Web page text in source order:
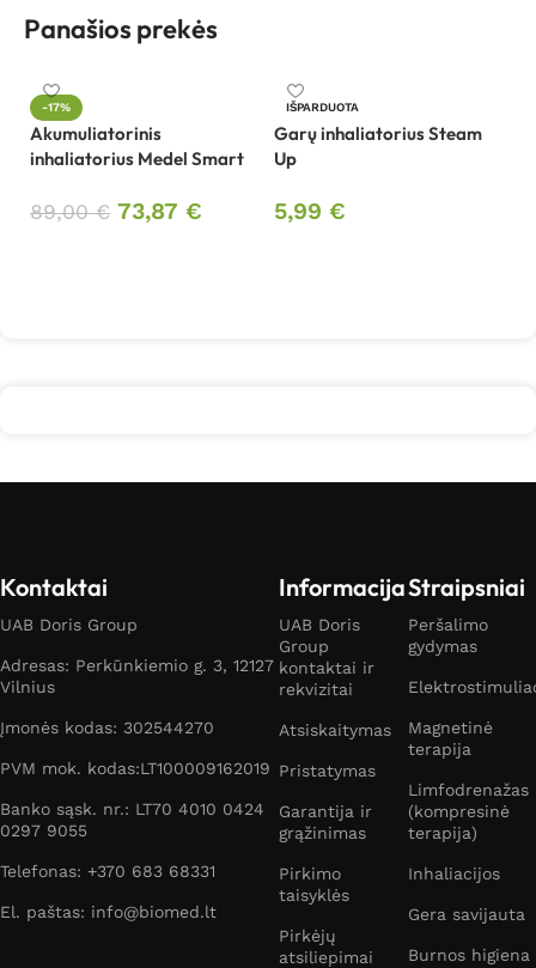
Panašios prekės
-17%
Akumuliatorinis
inhaliatorius Medel Smart
89,00€ 73,87 €
IŠPARDUOTA
Garų inhaliatorius Steam
Up
5,99 €
Kontaktai
UAB Doris Group
Adresas: Perkūnkiemio g. 3, 12127
Vilnius
Įmonės kodas: 302544270
PVM mok. kodas:LT100009162019
Banko sąsk. nr.: LT70 4010 0424
0297 9055
Telefonas: +370 683 68331
El. paštas: info@biomed.lt
Informacija
UAB Doris
Group
kontaktai ir
rekvizitai
Atsiskaitymas
Pristatymas
Garantija ir
grąžinimas
Pirkimo
taisyklės
Pirkėjų
atsiliepimai
Straipsniai
Peršalimo
gydymas
Magnetinė
terapija
Limfodrenažas
(kompresinė
terapija)
Inhaliacijos
Gera savijauta
Burnos higiena